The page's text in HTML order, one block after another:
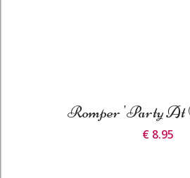
Romper 'Party
€ 8.95